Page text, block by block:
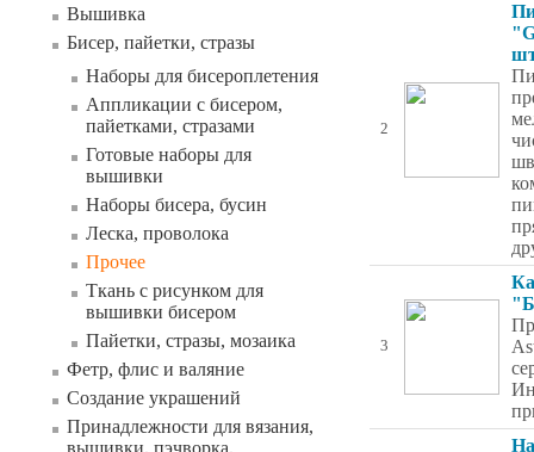
Вышивка
Бисер, пайетки, стразы
Наборы для бисероплетения
Аппликации с бисером,
пайетками, стразами
Готовые наборы для
вышивки
Наборы бисера, бусин
Леска, проволока
Прочее
Ткань с рисунком для
вышивки бисером
Пайетки, стразы, мозаика
Фетр, флис и валяние
Создание украшений
Принадлежности для вязания,
вышивки, пэчворка,
2
3